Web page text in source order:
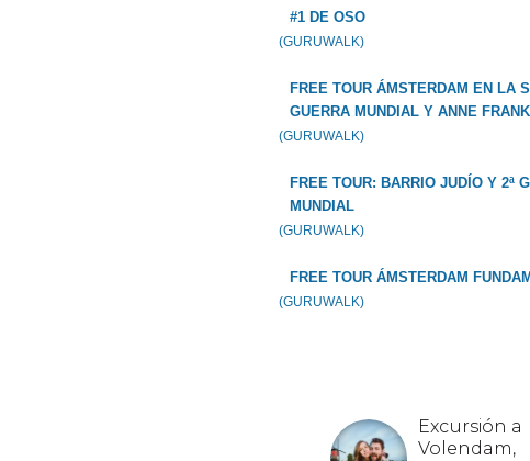
#1 DE OSO
(GURUWALK)
FREE TOUR ÁMSTERDAM EN LA
GUERRA MUNDIAL Y ANNE FRANK
(GURUWALK)
FREE TOUR: BARRIO JUDÍO Y 2ª
MUNDIAL
(GURUWALK)
FREE TOUR ÁMSTERDAM
(GURUWALK)